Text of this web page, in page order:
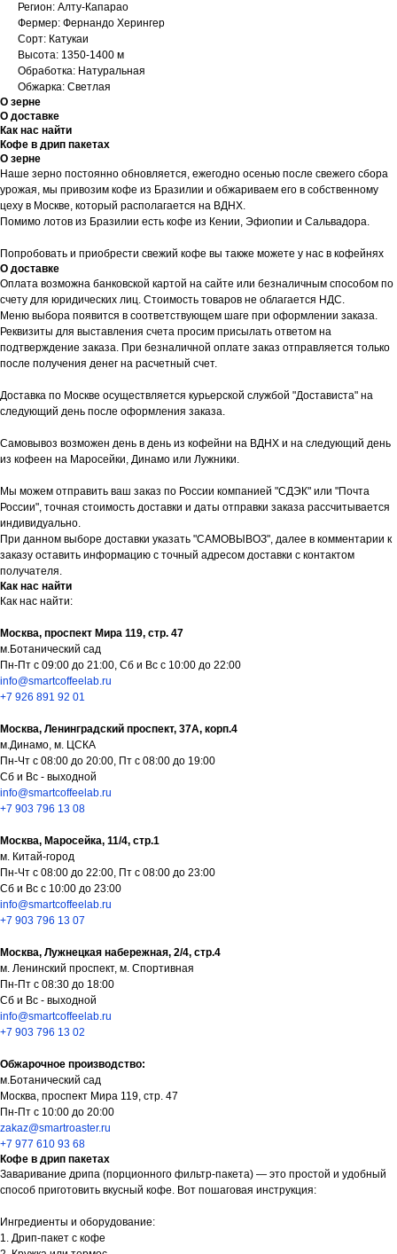
Регион: Алту-Капарао
Фермер: Фернандо Херингер
Сорт: Катукаи
Высота: 1350-1400 м
Обработка: Натуральная
Обжарка: Светлая
О зерне
О доставке
Как нас найти
Кофе в дрип пакетах
О зерне
Наше зерно постоянно обновляется, ежегодно осенью после свежего сбора
урожая, мы привозим кофе из Бразилии и обжариваем его в собственному
цеху в Москве, который располагается на ВДНХ.
Помимо лотов из Бразилии есть кофе из Кении, Эфиопии и Сальвадора.
Попробовать и приобрести свежий кофе вы также можете у нас в кофейнях
О доставке
Оплата возможна банковской картой на сайте или безналичным способом по
счету для юридических лиц. Стоимость товаров не облагается НДС.
Меню выбора появится в соответствующем шаге при оформлении заказа.
Реквизиты для выставления счета просим присылать ответом на
подтверждение заказа. При безналичной оплате заказ отправляется только
после получения денег на расчетный счет.
Доставка по Москве осуществляется курьерской службой "Достависта" на
следующий день после оформления заказа.
Самовывоз возможен день в день из кофейни на ВДНХ и на следующий день
из кофеен на Маросейки, Динамо или Лужники.
Мы можем отправить ваш заказ по России компанией "СДЭК" или "Почта
России", точная стоимость доставки и даты отправки заказа рассчитывается
индивидуально.
При данном выборе доставки указать "САМОВЫВОЗ", далее в комментарии к
заказу оставить информацию с точный адресом доставки с контактом
получателя.
Как нас найти
Как нас найти:
Москва, проспект Мира 119, стр. 47
м.Ботанический сад
Пн-Пт с 09:00 до 21:00, Сб и Вс с 10:00 до 22:00
info@smartcoffeelab.ru
+7 926 891 92 01
Москва, Ленинградский проспект, 37А, корп.4
м.Динамо, м. ЦСКА
Пн-Чт с 08:00 до 20:00, Пт с 08:00 до 19:00
Сб и Вс - выходной
info@smartcoffeelab.ru
+7 903 796 13 08
Москва, Маросейка, 11/4, стр.1
м. Китай-город
Пн-Чт с 08:00 до 22:00, Пт с 08:00 до 23:00
Сб и Вс с 10:00 до 23:00
info@smartcoffeelab.ru
+7 903 796 13 07
Москва, Лужнецкая набережная, 2/4, стр.4
м. Ленинский проспект, м. Спортивная
Пн-Пт с 08:30 до 18:00
Сб и Вс - выходной
info@smartcoffeelab.ru
+7 903 796 13 02
Обжарочное производство:
м.Ботанический сад
Москва, проспект Мира 119, стр. 47
Пн-Пт с 10:00 до 20:00
zakaz@smartroaster.ru
+7 977 610 93 68
Кофе в дрип пакетах
Заваривание дрипа (порционного фильтр-пакета) — это простой и удобный
способ приготовить вкусный кофе. Вот пошаговая инструкция:
Ингредиенты и оборудование:
1. Дрип-пакет с кофе
Как нас найти: